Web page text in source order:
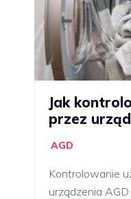
Jak
przez
AGD
Kontrolowanie
urządzenia